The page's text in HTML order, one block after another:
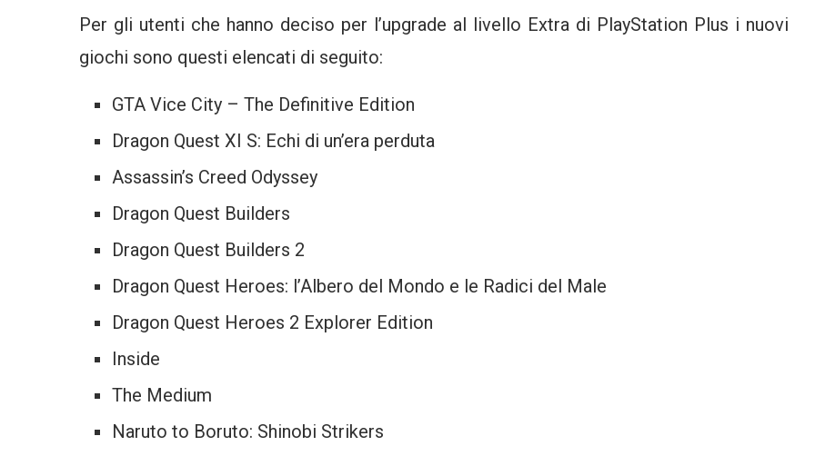
Per gli utenti che hanno deciso per l’upgrade al livello Extra di PlayStation Plus i nuovi
giochi sono questi elencati di seguito:
GTA Vice City – The Definitive Edition
Dragon Quest XI S: Echi di un’era perduta
Assassin’s Creed Odyssey
Dragon Quest Builders
Dragon Quest Builders 2
Dragon Quest Heroes: l’Albero del Mondo e le Radici del Male
Dragon Quest Heroes 2 Explorer Edition
Inside
The Medium
Naruto to Boruto: Shinobi Strikers